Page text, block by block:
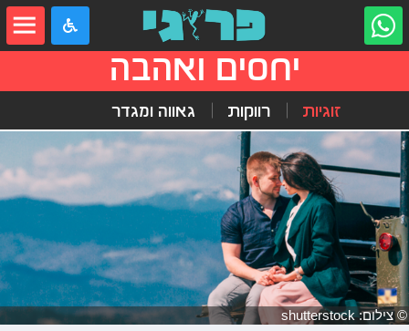
יחסים ואהבה
זוגיות רווקות גאווה ומגדר
© צילום: shutterstock